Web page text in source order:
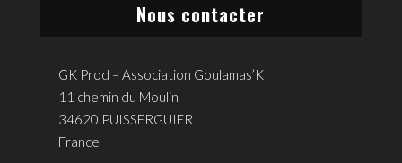
Nous contacter
GK Prod – Association Goulamas’K
11 chemin du Moulin
34620 PUISSERGUIER
France